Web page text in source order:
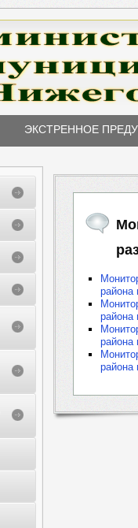
ЭКСТРЕННОЕ
района
района
района
района